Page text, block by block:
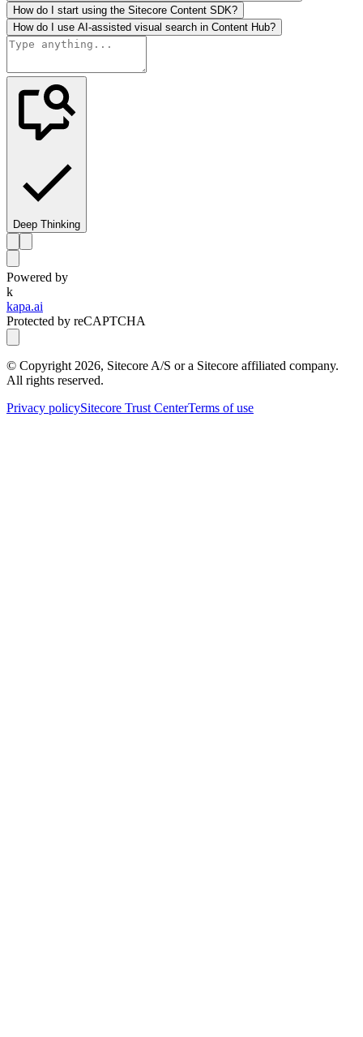
How do I start using the Sitecore Content SDK?
How do I use AI-assisted visual search in Content Hub?
Deep Thinking
Powered by
k
kapa.ai
Protected by reCAPTCHA
© Copyright 2026, Sitecore A/S or a Sitecore affiliated company.
All rights reserved.
Privacy policySitecore Trust CenterTerms of use